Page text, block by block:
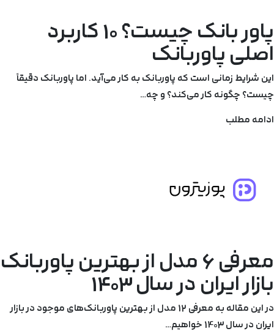
پاور بانک چیست؟ 10 کاربرد
اصلی پاوربانک
این شرایط زمانی است که پاوربانک به کار می‌آید. اما پاوربانک دقیقاً
چیست؟ چگونه کار می‌کند؟ و چه…
ادامه مطلب
معرفی 6 مدل از بهترین پاوربانک
بازار ایران در سال 1403
در این مقاله به معرفی 12 مدل از بهترین پاوربانک‌های موجود در بازار
ایران در سال 1403 خواهیم…